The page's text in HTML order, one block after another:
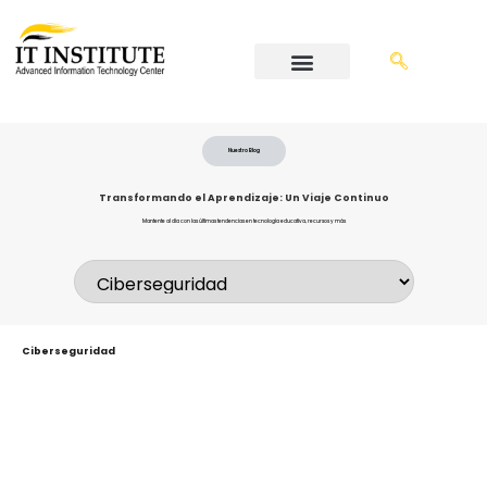
Nuestro Blog
Transformando el Aprendizaje: Un Viaje Continuo
Mantente al día con las últimas tendencias en tecnología educativa, recursos y más
Ciberseguridad